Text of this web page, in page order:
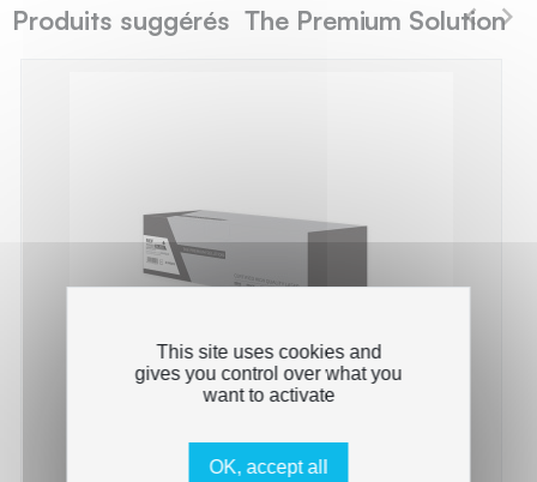
Produits suggérés The Premium Solution
This site uses cookies and
gives you control over what you
want to activate
OK, accept all